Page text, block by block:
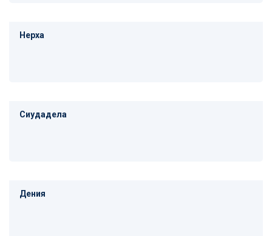
Нерха
Сиудадела
Дения